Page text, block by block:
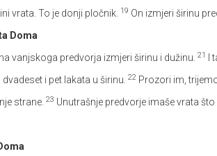
vrata. To je donji pločnik. 19 On izmjeri širinu
Doma
vanjskoga predvorja izmjeri širinu i dužinu. 21
I
dvadeset i pet lakata u širinu. 22 Prozori im,
strane. 23 Unutrašnje predvorje imaše vrata